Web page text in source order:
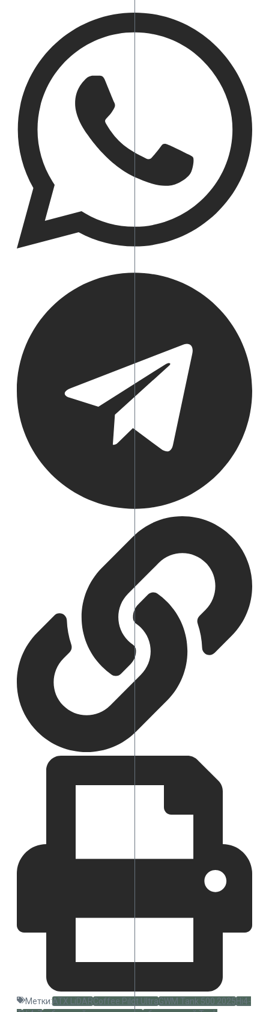
Метки:ATX LiDARCoffee Pilot UltraGWM Tank 500 2025Hi4-